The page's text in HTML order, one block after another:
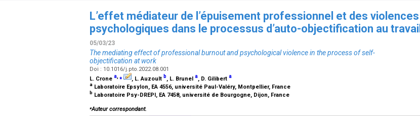
L’effet médiateur de l’épuisement professionnel et des violences
psychologiques dans le processus d’auto-objectification au travail
05/03/23
The mediating effect of professional burnout and psychological violence in the process of self-
objectification at work
Doi : 10.1016/j.pto.2022.08.001
L. Crone a,⁎ , L. Auzoult b, L. Brunel a, D. Gilibert a
a Laboratoire Epsylon, EA 4556, université Paul-Valéry, Montpellier, France
b Laboratoire Psy-DREPI, EA 7458, université de Bourgogne, Dijon, France
⁎Auteur correspondant.